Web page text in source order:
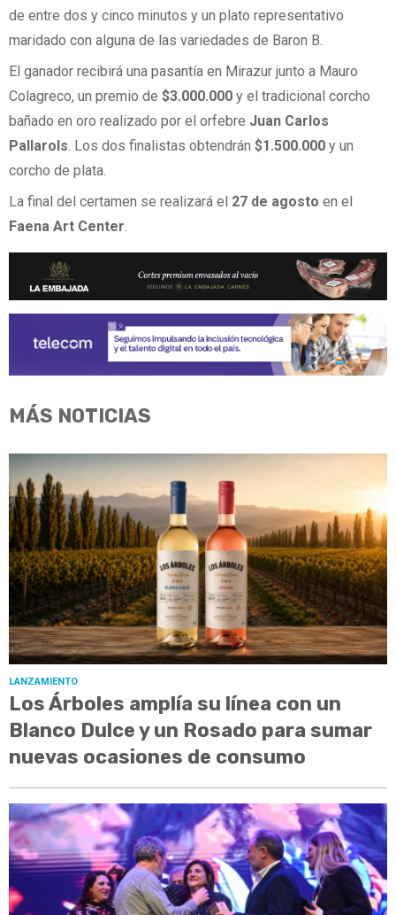
de entre dos y cinco minutos y un plato representativo
maridado con alguna de las variedades de Baron B.
El ganador recibirá una pasantía en Mirazur junto a Mauro
Colagreco, un premio de $3.000.000 y el tradicional corcho
bañado en oro realizado por el orfebre Juan Carlos
Pallarols. Los dos finalistas obtendrán $1.500.000 y un
corcho de plata.
La final del certamen se realizará el 27 de agosto en el
Faena Art Center.
MÁS NOTICIAS
LANZAMIENTO
Los Árboles amplía su línea con un
Blanco Dulce y un Rosado para sumar
nuevas ocasiones de consumo